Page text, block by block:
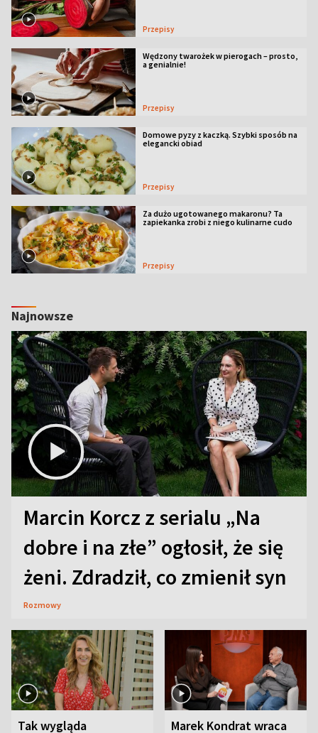
Przepisy
Wędzony twarożek w pierogach – prosto,
a genialnie!
Przepisy
Domowe pyzy z kaczką. Szybki sposób na
elegancki obiad
Przepisy
Za dużo ugotowanego makaronu? Ta
zapiekanka zrobi z niego kulinarne cudo
Przepisy
Najnowsze
Marcin Korcz z serialu „Na
dobre i na złe” ogłosił, że się
żeni. Zdradził, co zmienił syn
Rozmowy
Tak wygląda Marek Kondrat wraca